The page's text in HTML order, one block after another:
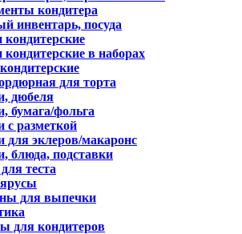
кондитера
инвентарь, посуда
кондитерские
кондитерские в наборах
для торта
дюбеля
бумага/фольга
с разметкой
для эклеров/макаронс
блюда, подставки
теста
для выпечки
для кондитеров